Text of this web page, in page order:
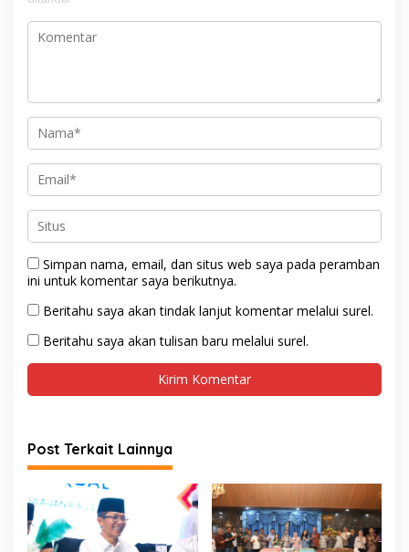
Simpan nama, email, dan situs web saya pada peramban
ini untuk komentar saya berikutnya.
Beritahu saya akan tindak lanjut komentar melalui surel.
Beritahu saya akan tulisan baru melalui surel.
Post Terkait Lainnya